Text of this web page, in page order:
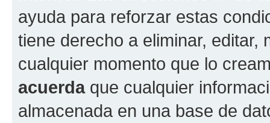
ayuda para reforzar estas
tiene derecho a eliminar,
cualquier momento que lo
acuerdaque cualquier
almacenada en una base de